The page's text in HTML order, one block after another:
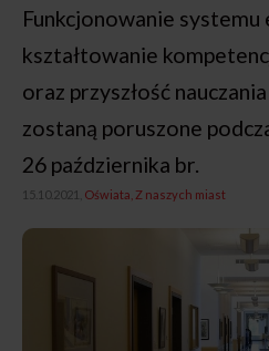
Funkcjonowanie systemu
kształtowanie
oraz przyszłość
zostaną poruszone
26 października br.
15.10.2021, Oświata Z naszych miast